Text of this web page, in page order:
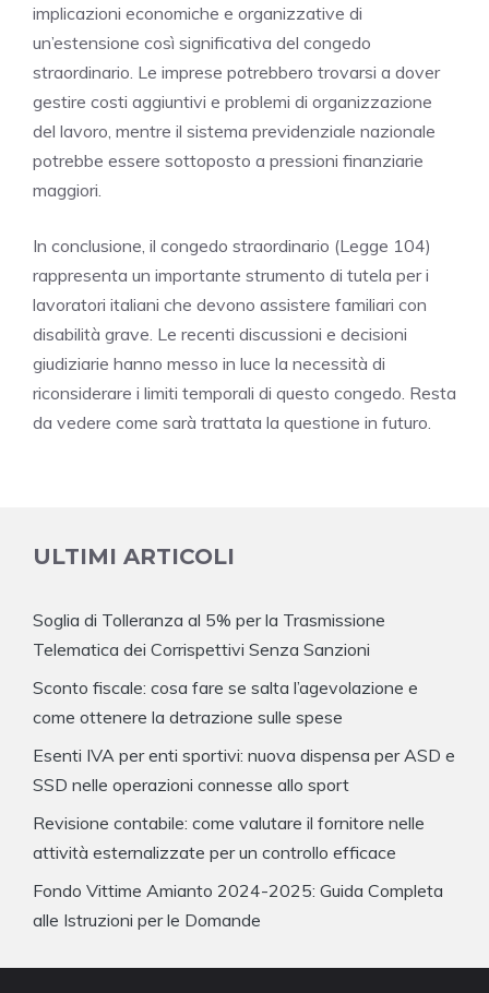
implicazioni economiche e organizzative di
un’estensione così significativa del congedo
straordinario. Le imprese potrebbero trovarsi a dover
gestire costi aggiuntivi e problemi di organizzazione
del lavoro, mentre il sistema previdenziale nazionale
potrebbe essere sottoposto a pressioni finanziarie
maggiori.
In conclusione, il congedo straordinario (Legge 104)
rappresenta un importante strumento di tutela per i
lavoratori italiani che devono assistere familiari con
disabilità grave. Le recenti discussioni e decisioni
giudiziarie hanno messo in luce la necessità di
riconsiderare i limiti temporali di questo congedo. Resta
da vedere come sarà trattata la questione in futuro.
ULTIMI ARTICOLI
Soglia di Tolleranza al 5% per la Trasmissione
Telematica dei Corrispettivi Senza Sanzioni
Sconto fiscale: cosa fare se salta l’agevolazione e
come ottenere la detrazione sulle spese
Esenti IVA per enti sportivi: nuova dispensa per ASD e
SSD nelle operazioni connesse allo sport
Revisione contabile: come valutare il fornitore nelle
attività esternalizzate per un controllo efficace
Fondo Vittime Amianto 2024-2025: Guida Completa
alle Istruzioni per le Domande